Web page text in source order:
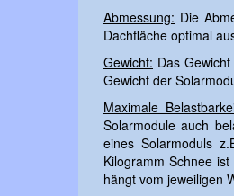
Abmessung: Die
Dachfläche optimal
Gewicht: Das
Gewicht der
Maximale
Solarmodule auch
eines Solarmoduls
Kilogramm Schnee
hängt vom jeweiligen